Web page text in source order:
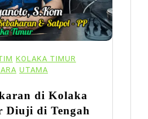
KOLAKA TIMUR
UTAMA
di Kolaka
Diuji di Tengah